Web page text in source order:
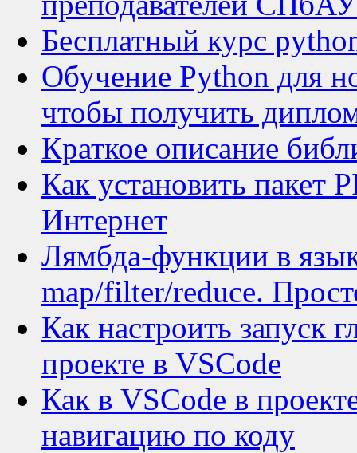
Бесплатный курс
Обучение Python для
чтобы получить
Краткое описание
Как установить пакет
Интернет
Лямбда-функции в
map/filter/reduce.
Как настроить запуск
проекте в VSCode
Как в VSCode в
навигацию по коду